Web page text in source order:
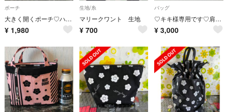
ポーチ
大きく開くポーチ♡ハンドメイド
¥ 1,980
生地/糸
マリークワント 生地
¥ 700
バッグ
♡キキ様専用です♡肩掛けトートバッグハンドメイド
¥ 3,000